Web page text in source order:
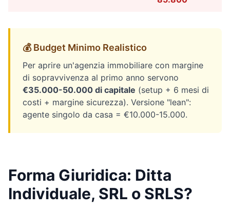
💰 Budget Minimo Realistico
Per aprire un'agenzia immobiliare con margine
di sopravvivenza al primo anno servono
€35.000-50.000 di capitale (setup + 6 mesi di
costi + margine sicurezza). Versione "lean":
agente singolo da casa = €10.000-15.000.
Forma Giuridica: Ditta
Individuale, SRL o SRLS?